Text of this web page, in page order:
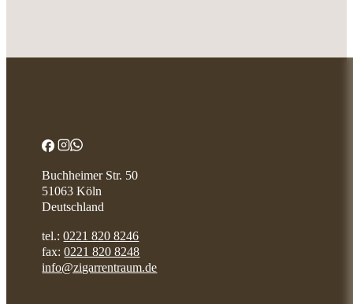
Buchheimer Str. 50
51063 Köln
Deutschland
tel.:0221 820 8246
fax:0221 820 8248
info@zigarrentraum.de